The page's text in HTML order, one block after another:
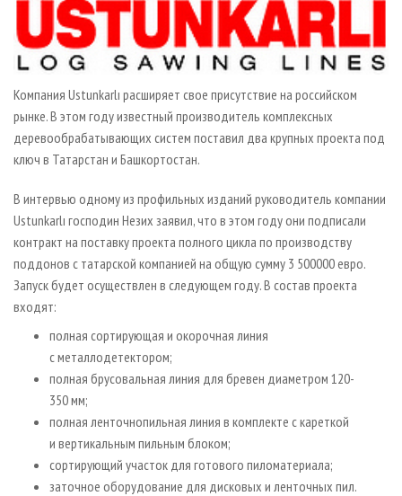
СУШКА ДРЕВЕСИНЫ
ПРОИЗВОДСТВО ДРЕВЕСНЫХ ПЛИТ
ДЕРЕВЯННОЕ ДОМОСТРОЕНИЕ
ПРОИЗВОДСТВО МЕБЕЛИ
БИОЭНЕРГЕТИКА
ЦБП
ИНСТРУМЕНТ И МАТЕРИАЛЫ
ПЕРСОНЫ
МОБИЛЬНЫЕ ВЫСТАВКИ
ОФИЦИАЛЬНЫЕ ДЕЛЕГАЦИИ
ПРИОРИТЕТНЫЕ ИНВЕСТПРОЕКТЫ
RUSSIAN FORESTRY REVIEW
ГАЗЕТА ЛЕСПРОМФОРУМ
БИБЛИОТЕКА СПЕЦИАЛИСТА
КОНТАКТЫ
РЕКЛАМА
РЕКЛАМА НА САЙТЕ
Компания Ustunkarlı расширяет свое присутствие на российском
рынке. В этом году известный производитель комплексных
деревообрабатывающих систем поставил два крупных проекта под
ключ в Татарстан и Башкортостан.
В интервью одному из профильных изданий руководитель компании
Ustunkarlı господин Незих заявил, что в этом году они подписали
контракт на поставку проекта полного цикла по производству
поддонов с татарской компанией на общую сумму 3 500000 евро.
Запуск будет осуществлен в следующем году. В состав проекта
входят:
полная сортирующая и окорочная линия
с металлодетектором;
полная брусовальная линия для бревен диаметром 120-
350 мм;
полная ленточнопильная линия в комплекте с кареткой
и вертикальным пильным блоком;
сортирующий участок для готового пиломатериала;
заточное оборудование для дисковых и ленточных пил.